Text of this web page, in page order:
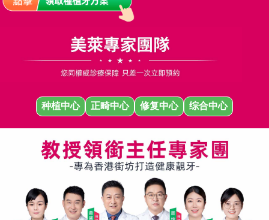
种植中心 正畸中心 修复中心 综合中心